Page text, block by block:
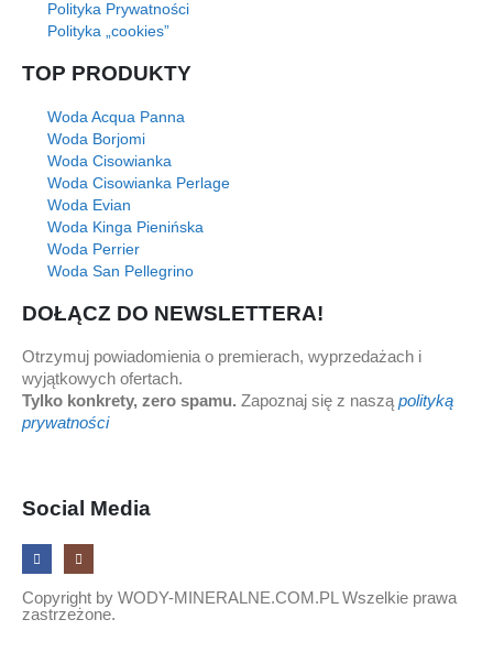
Polityka Prywatności
Polityka „cookies”
TOP PRODUKTY
Woda Acqua Panna
Woda Borjomi
Woda Cisowianka
Woda Cisowianka Perlage
Woda Evian
Woda Kinga Pienińska
Woda Perrier
Woda San Pellegrino
DOŁĄCZ DO NEWSLETTERA!
Otrzymuj powiadomienia o premierach, wyprzedażach i
wyjątkowych ofertach.
Tylko konkrety, zero spamu. Zapoznaj się z naszą polityką
prywatności
Social Media
Copyright by WODY-MINERALNE.COM.PL Wszelkie prawa
zastrzeżone.